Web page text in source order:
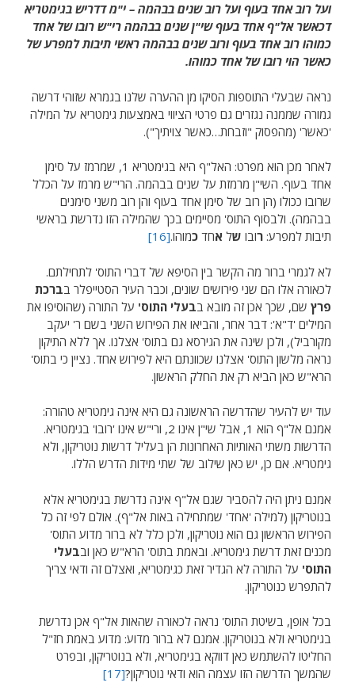
ועל רוב אחד בעוף ועל רוב שנים בבהמה – י"מ דדריש בגימטריא
דכאשר אל"ף אחד בעוף שי"ן שנים בבהמה רי"ש רובו של אחד
כמוהו רוב אחד בעוף ורוב שנים בבהמה ראשי תיבות למפרע של
כאשר הוי רובו של אחד כמוהו.
נראה שבעלי התוספות הסיקו מן ההערה שלנו בגמרא שזוהי דרשה
גמורה שממנה נגזרים גם פרטי הציווי באמצעות גימטריא על המילה
'כאשר' (מהפסוק "וזבחת…כאשר צויתיך").
לאחר מכן הוא מפרט: האל"ף היא בגימטריא 1, שמרמז על סימן
אחד בעוף. השי"ן מרמזת על שנים בבהמה. הרי"ש מרמז על הכלל
שרובו ככולו (הן רוב של סימן אחד בעוף והן רוב משני סימנים
בבהמה). ולבסוף התוס' מסיימים בכך שהמילה הזו נדרשת בראשי
תיבות למפרע: רובו של אחד כמוהו.[16]
לא לגמרי ברור מה הקשר בין הסיפא של דברי התוס' לתחילתם.
לכאורה אלו הם שני פירושים שונים, וכבר העיר הסטייפלר בברכת
פרץ שם, שכך אכן זה מובא בבעלי התוס' על התורה (שהוסיפו את
המילים 'ד"א': דבר אחר, והביאו את הפירוש השני בשם ר' יעקב
מקורביל), ולכן שינה את הגירסא גם בתוס' אצלנו. אך ללא התיקון
נראה מלשון התוס' אצלנו שכוונתם היא לפירוש אחד. נציין כי בתוס'
הרא"ש כאן הביא רק את החלק הראשון.
עוד יש להעיר שהדרשה הראשונה גם היא אינה גימטריא טהורה:
אמנם אל"ף הוא 1, אבל שי"ן אינו 2, ורי"ש אינו 'רובו' בגימטריא.
הדרשות משתי האותיות האחרונות הן בעליל דרשות נוטריקון, ולא
גימטריא. אם כן, יש כאן שילוב של שתי מידות הדרש הללו.
אמנם ניתן היה להסביר שגם אל"ף אינה נדרשת בגימטריא אלא
בנוטריקון (למילה 'אחד' שמתחילה באות אל"ף). אולם לפי זה כל
הפירוש הראשון גם הוא נוטריקון, ולכן כלל לא ברור מדוע התוס'
מכנים זאת דרשת גימטריא. ובאמת בתוס' הרא"ש כאן ובבעלי
התוס' על התורה לא הגדיר זאת כגימטריא, ואצלם זה ודאי צריך
להתפרש כנוטריקון.
בכל אופן, בשיטת התוס' נראה לכאורה שהאות אל"ף אכן נדרשת
בגימטריא ולא בנוטריקון. אמנם לא ברור מדוע: מדוע באמת חז"ל
החליטו להשתמש כאן דווקא בגימטריא, ולא בנוטריקון, ובפרט
שהמשך הדרשה הזו עצמה הוא ודאי נוטריקון?[17]